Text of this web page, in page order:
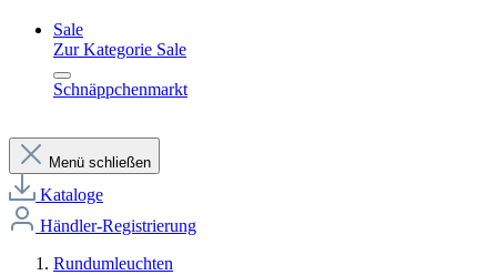
Sale
Zur Kategorie Sale
Schnäppchenmarkt
Menü schließen
Kataloge
Händler-Registrierung
Rundumleuchten